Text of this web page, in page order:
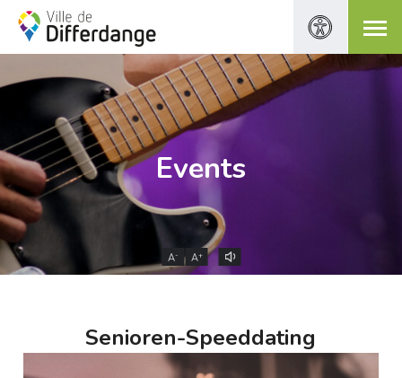
Events
A- A+
Senioren-Speeddating